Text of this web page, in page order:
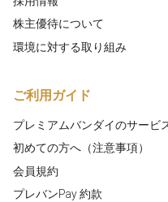
株主優待について
環境に対する取り組み
ご利用ガイド
プレミアムバンダイのサービ
初めての方へ（注意事項）
会員規約
プレバンPay 約款